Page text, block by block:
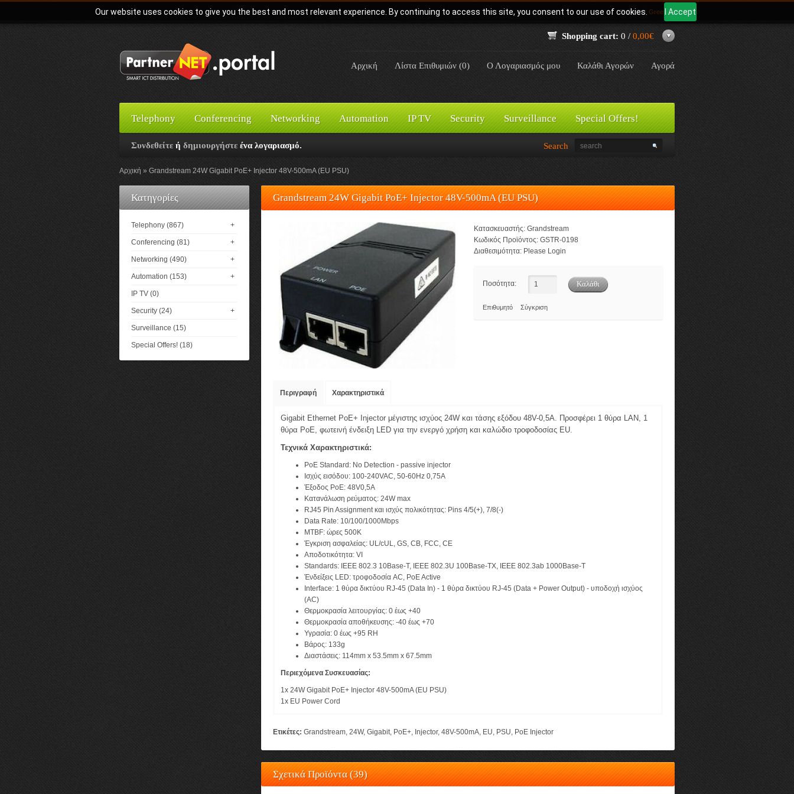
Our website uses cookies to give you the best and most relevant experience. By continuing to access this site, you consent to our use of cookies. I Accept
Γλώσσα: Greek
Shopping cart: 0 / 0,00€
Αρχική Λίστα Επιθυμιών (0) Ο Λογαριασμός μου Καλάθι Αγορών Αγορά
Telephony Conferencing Networking Automation IP TV Security Surveillance Special Offers!
Συνδεθείτε ή δημιουργήστε ένα λογαριασμό. Search
Αρχική Grandstream 24W Gigabit PoE+ Injector 48V-500mA (EU PSU)
Κατηγορίες
Telephony (867) +
Conferencing (81) +
Networking (490) +
Automation (153) +
IP TV (0)
Security (24) +
Surveillance (15)
Special Offers! (18)
Grandstream 24W Gigabit PoE+ Injector 48V-500mA (EU PSU)
Κατασκευαστής: Grandstream
Κωδικός Προϊόντος: GSTR-0198
Διαθεσιμότητα: Please Login
Ποσότητα:
Επιθυμητό Σύγκριση
Περιγραφή Χαρακτηριστικά
Gigabit Ethernet PoE+ Injector μέγιστης ισχύος 24W και τάσης εξόδου 48V-0,5A. Προσφέρει 1 θύρα LAN, 1
θύρα PoE, φωτεινή ένδειξη LED για την ενεργό χρήση και καλώδιο τροφοδοσίας EU.
Τεχνικά Χαρακτηριστικά:
PoE Standard: No Detection - passive injector
Ισχύς εισόδου: 100-240VAC, 50-60Hz 0,75A
Έξοδος PoE: 48V0,5A
Κατανάλωση ρεύματος: 24W max
RJ45 Pin Assignment και ισχύς πολικότητας: Pins 4/5(+), 7/8(-)
Data Rate: 10/100/1000Mbps
MTBF: ώρες 500K
Έγκριση ασφαλείας: UL/cUL, GS, CB, FCC, CE
Αποδοτικότητα: VI
Standards: IEEE 802.3 10Base-T, IEEE 802.3U 100Base-TX, IEEE 802.3ab 1000Base-T
Ένδείξεις LED: τροφοδοσία AC, PoE Active
Interface: 1 θύρα δικτύου RJ-45 (Data In) - 1 θύρα δικτύου RJ-45 (Data + Power Output) - υποδοχή ισχύος
(AC)
Θερμοκρασία λειτουργίας: 0 έως +40
Θερμοκρασία αποθήκευσης: -40 έως +70
Υγρασία: 0 έως +95 RH
Βάρος: 133g
Διαστάσεις: 114mm x 53.5mm x 67.5mm
Περιεχόμενα Συσκευασίας:
1x 24W Gigabit PoE+ Injector 48V-500mA (EU PSU)
1x EU Power Cord
Ετικέτες: Grandstream, 24W, Gigabit, PoE+, Injector, 48V-500mA, EU, PSU, PoE Injector
Σχετικά Προϊόντα (39)